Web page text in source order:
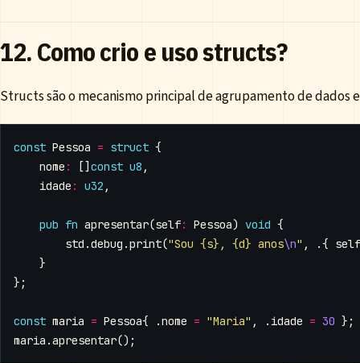
12. Como crio e uso structs?
Structs são o mecanismo principal de agrupamento de dados
const Pessoa = struct {
nome : [] const u8 ,
idade : u32 ,
pub fn apresentar(self: Pessoa) void {
std .debug .print("Sou {s}, {d} anos\n" , .{ self
}
};
const maria = Pessoa{ .nome = "Maria" , . idade = 30 };
maria .apresentar();